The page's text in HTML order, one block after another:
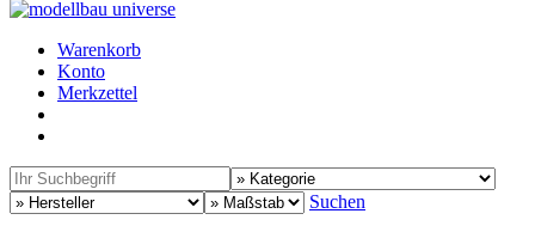
Warenkorb
Konto
Merkzettel
Suchen